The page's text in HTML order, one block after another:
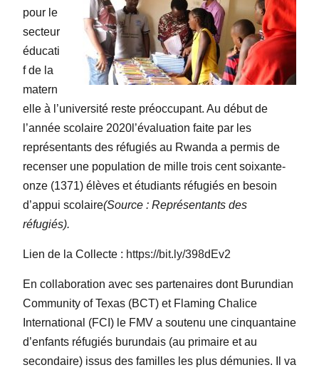
pour le
secteur
éducati
f de la
matern
elle à l’université reste préoccupant. Au début de
l’année scolaire 2020l’évaluation faite par les
représentants des réfugiés au Rwanda a permis de
recenser une population de mille trois cent soixante-
onze (1371) élèves et étudiants réfugiés en besoin
d’appui scolaire(Source : Représentants des
réfugiés).
Lien de la Collecte : https://bit.ly/398dEv2
En collaboration avec ses partenaires dont Burundian
Community of Texas (BCT) et Flaming Chalice
International (FCI) le FMV a soutenu une cinquantaine
d’enfants réfugiés burundais (au primaire et au
secondaire) issus des familles les plus démunies. Il va